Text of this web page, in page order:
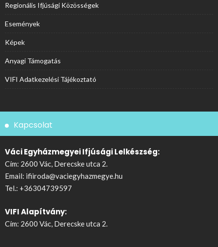
Regionális Ifjúsági Közösségek
Események
Képek
Anyagi Támogatás
VIFI Adatkezelési Tájékoztató
Kapcsolat
Váci Egyházmegyei Ifjúsági Lelkészség:
Cím: 2600 Vác, Derecske utca 2.
Email: ifiiroda@vaciegyhazmegye.hu
Tel.: +36304739597
VIFI Alapítvány:
Cím: 2600 Vác, Derecske utca 2.